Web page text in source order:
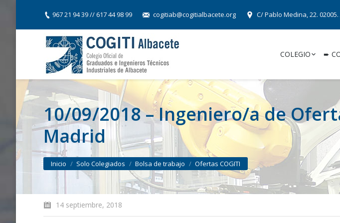
967 21 94 39 // 617 44 98 99 cogitiab@cogitialbacete.org C/ Pablo Medina, 22.
COLEGIO ➨
10/09/2018 – Ingeniero/a de
Madrid
You are here:
Inicio Solo Colegiados Bolsa de trabajo Ofertas COGITI
14 septiembre, 2018